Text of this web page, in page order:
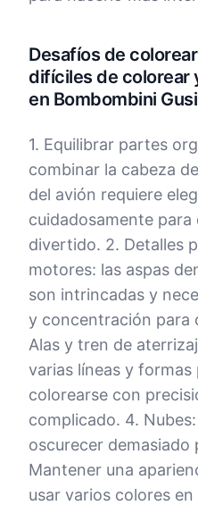
Desafíos de
difíciles de colorear
en Bombombini
1. Equilibrar partes
combinar la cabeza
del avión requiere
cuidadosamente para
divertido. 2. Detalles
motores: las aspas
son intrincadas y
y concentración para
Alas y tren de
varias líneas y formas
colorearse con
complicado. 4.
oscurecer demasiado
Mantener una
usar varios colores